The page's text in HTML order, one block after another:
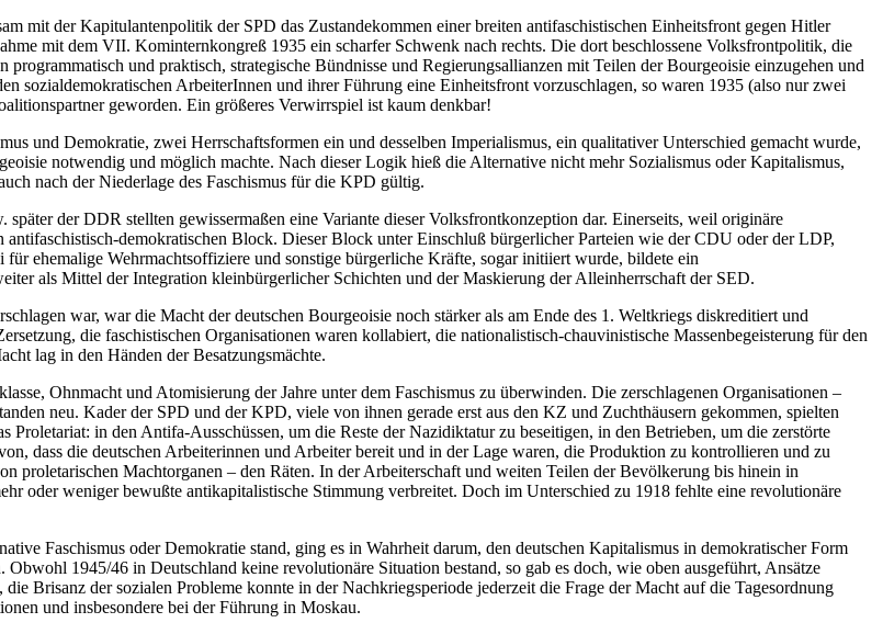
mit der Kapitulantenpolitik der SPD das Zustandekommen einer breiten antifaschistischen Einheitsfront gegen Hitler
mit dem VII. Kominternkongreß 1935 ein scharfer Schwenk nach rechts. Die dort beschlossene Volksfrontpolitik, die
und praktisch, strategische Bündnisse und Regierungsallianzen mit Teilen der Bourgeoisie einzugehen und
sozialdemokratischen ArbeiterInnen und ihrer Führung eine Einheitsfront vorzuschlagen, so waren 1935 (also nur zwei
geworden. Ein größeres Verwirrspiel ist kaum denkbar!
und Demokratie, zwei Herrschaftsformen ein und desselben Imperialismus, ein qualitativer Unterschied gemacht wurde,
notwendig und möglich machte. Nach dieser Logik hieß die Alternative nicht mehr Sozialismus oder Kapitalismus,
nach der Niederlage des Faschismus für die KPD gültig.
der DDR stellten gewissermaßen eine Variante dieser Volksfrontkonzeption dar. Einerseits, weil originäre
demokratischen Block. Dieser Block unter Einschluß bürgerlicher Parteien wie der CDU oder der LDP,
ehemalige Wehrmachtsoffiziere und sonstige bürgerliche Kräfte, sogar initiiert wurde, bildete ein
als Mittel der Integration kleinbürgerlicher Schichten und der Maskierung der Alleinherrschaft der SED.
war, war die Macht der deutschen Bourgeoisie noch stärker als am Ende des 1. Weltkriegs diskreditiert und
die faschistischen Organisationen waren kollabiert, die nationalistisch-chauvinistische Massenbegeisterung für den
lag in den Händen der Besatzungsmächte.
Ohnmacht und Atomisierung der Jahre unter dem Faschismus zu überwinden. Die zerschlagenen Organisationen –
neu. Kader der SPD und der KPD, viele von ihnen gerade erst aus den KZ und Zuchthäusern gekommen, spielten
in den Antifa-Ausschüssen, um die Reste der Nazidiktatur zu beseitigen, in den Betrieben, um die zerstörte
dass die deutschen Arbeiterinnen und Arbeiter bereit und in der Lage waren, die Produktion zu kontrollieren und zu
proletarischen Machtorganen – den Räten. In der Arbeiterschaft und weiten Teilen der Bevölkerung bis hinein in
oder weniger bewußte antikapitalistische Stimmung verbreitet. Doch im Unterschied zu 1918 fehlte eine revolutionäre
Faschismus oder Demokratie stand, ging es in Wahrheit darum, den deutschen Kapitalismus in demokratischer Form
1945/46 in Deutschland keine revolutionäre Situation bestand, so gab es doch, wie oben ausgeführt, Ansätze
Brisanz der sozialen Probleme konnte in der Nachkriegsperiode jederzeit die Frage der Macht auf die Tagesordnung
und insbesondere bei der Führung in Moskau.